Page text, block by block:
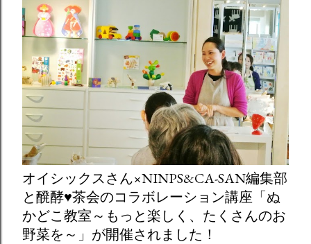
オイシックスさん×NINPS&CA-SAN編集部
と醗酵♥茶会のコラボレーション講座「ぬ
かどこ教室～もっと楽しく、たくさんのお
野菜を～」が開催されました！